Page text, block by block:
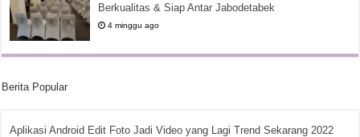
Berkualitas & Siap Antar Jabodetabek
4 minggu ago
Berita Popular
Aplikasi Android Edit Foto Jadi Video yang Lagi Trend Sekarang 2022